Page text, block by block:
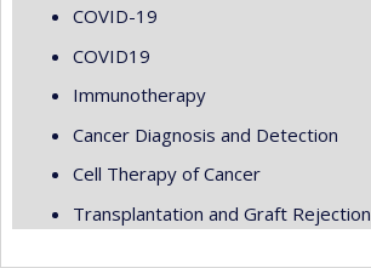
COVID-19
COVID19
Immunotherapy
Cancer Diagnosis and Detection
Cell Therapy of Cancer
Transplantation and Graft Rejection